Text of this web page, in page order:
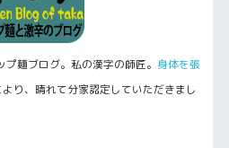
麺ブログ。私の漢字の師匠。 身体を張
より、晴れて分家認定していただきまし